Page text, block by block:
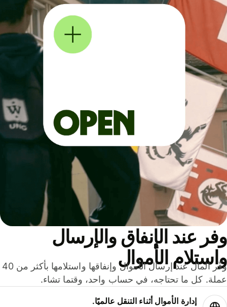
عند الإنفاق والإرسال
الأموال
وفّر المال عند إرسال الأموال وإنفاقها واستلامها بأكثر من 40
كل ما تحتاجه، في حساب واحد، وقتما تشاء.
إدارة الأموال أثناء التنقل عالميًا.